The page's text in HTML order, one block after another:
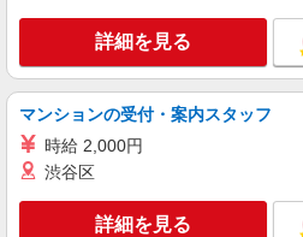
アルバイト パート
すき家 太田尾島店
すき家の店舗ス
群馬県太田市阿
詳細を見る
マンションの受付・案内スタッフ
時給 2,000円
渋谷区
詳細を見る